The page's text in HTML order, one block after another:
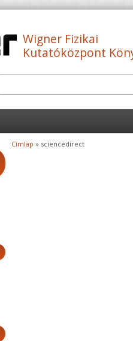
Wigner Fizikai
Kutatóközpont
Címlap » sciencedirect